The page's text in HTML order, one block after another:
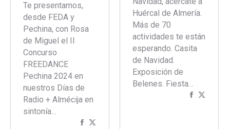
Te presentamos,
desde FEDA y
Pechina, con Rosa
de Miguel el II
Concurso
FREEDANCE
Pechina 2024 en
nuestros Días de
Radio + Almécija en
sintonía…
Compartir
Huércal de Almería.
Más de 70
actividades te están
esperando. Casita
de Navidad.
Exposición de
Belenes. Fiesta…
Compartir